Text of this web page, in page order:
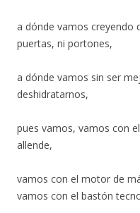
a dónde vamos creyendo
puertas, ni portones,
a dónde vamos sin ser
deshidratarnos,
pues vamos, vamos con
allende,
vamos con el motor de
vamos con el bastón